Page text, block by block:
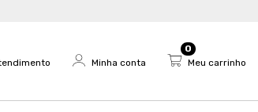
Minha conta Meu carrinho
0